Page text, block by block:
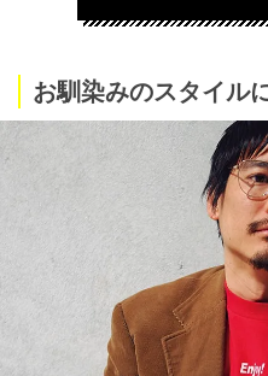
お馴染みのスタイル